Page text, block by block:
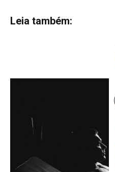
Leia também: